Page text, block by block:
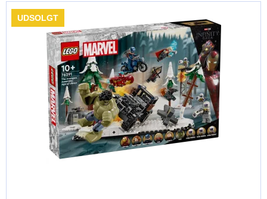
UDSOLGT